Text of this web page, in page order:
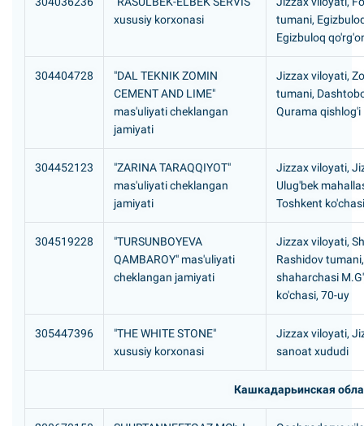
xususiy korxonasi
tumani,
Egizbuloq
304404728
"DAL TEKNIK ZOMIN
CEMENT AND LIME"
mas'uliyati cheklangan
jamiyati
Jizzax viloyati,
tumani,
Qurama qishlog'i
304452123
"ZARINA TARAQQIYOT"
mas'uliyati cheklangan
jamiyati
Jizzax viloyati,
Ulug'bek
Toshkent
304519228
"TURSUNBOYEVA
QAMBAROY" mas'uliyati
cheklangan jamiyati
Jizzax viloyati,
Rashidov
shaharchasi
ko'chasi, 70-uy
305447396
"THE WHITE STONE"
xususiy korxonasi
Jizzax viloyati,
sanoat xududi
Кашкадарьинская